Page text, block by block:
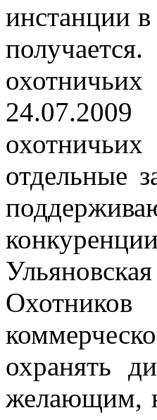
инстанции в
отдельные
охранять
желающим,